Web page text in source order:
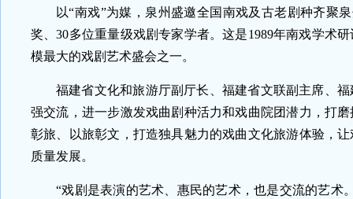
以“南戏”为媒，泉州盛邀全国南戏及古老剧种齐聚
奖、30多位重量级戏剧专家学者。这是1989年南戏学术
模最大的戏剧艺术盛会之一。
福建省文化和旅游厅副厅长、福建省文联副主席、
强交流，进一步激发戏曲剧种活力和戏曲院团潜力，打
彰旅、以旅彰文，打造独具魅力的戏曲文化旅游体验，
质量发展。
“戏剧是表演的艺术、惠民的艺术，也是交流的艺术